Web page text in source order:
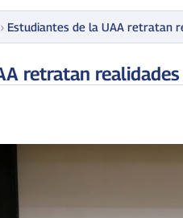
Estudiantes de la UAA retratan
retratan